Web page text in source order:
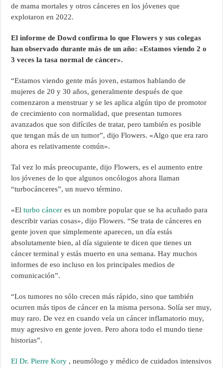
de mama mortales y otros cánceres en los jóvenes que
explotaron en 2022.
El informe de Dowd confirma lo que Flowers y sus colegas
han observado durante más de un año: «Estamos viendo 2 o
3 veces la tasa normal de cáncer».
“Estamos viendo gente más joven, estamos hablando de
mujeres de 20 y 30 años, generalmente después de que
comenzaron a menstruar y se les aplica algún tipo de promotor
de crecimiento con normalidad, que presentan tumores
avanzados que son difíciles de tratar, pero también es posible
que tengan más de un tumor”, dijo Flowers. «Algo que era raro
ahora es relativamente común».
Tal vez lo más preocupante, dijo Flowers, es el aumento entre
los jóvenes de lo que algunos oncólogos ahora llaman
“turbocánceres”, un nuevo término.
«Elturbo cánceres un nombre popular que se ha acuñado para
describir varias cosas», dijo Flowers. “Se trata de cánceres en
gente joven que simplemente aparecen, un día estás
absolutamente bien, al día siguiente te dicen que tienes un
cáncer terminal y estás muerto en una semana. Hay muchos
informes de eso incluso en los principales medios de
comunicación”.
“Los tumores no sólo crecen más rápido, sino que también
ocurren más tipos de cáncer en la misma persona. Solía ​​ser muy,
muy raro. De vez en cuando veía un cáncer inflamatorio muy,
muy agresivo en gente joven. Pero ahora todo el mundo tiene
historias”.
El Dr. Pierre Kory , neumólogo y médico de cuidados intensivos